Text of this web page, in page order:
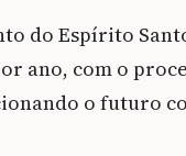
do Espírito
ano, com o
o futuro